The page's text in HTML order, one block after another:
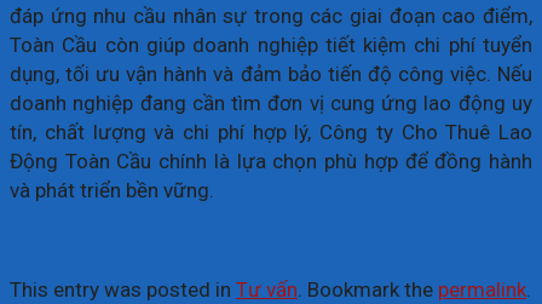
đáp ứng nhu cầu nhân sự trong các giai đoạn cao điểm,
Toàn Cầu còn giúp doanh nghiệp tiết kiệm chi phí tuyển
dụng, tối ưu vận hành và đảm bảo tiến độ công việc. Nếu
doanh nghiệp đang cần tìm đơn vị cung ứng lao động uy
tín, chất lượng và chi phí hợp lý, Công ty Cho Thuê Lao
Động Toàn Cầu chính là lựa chọn phù hợp để đồng hành
và phát triển bền vững.
This entry was posted in Tư vấn . Bookmark the permalink